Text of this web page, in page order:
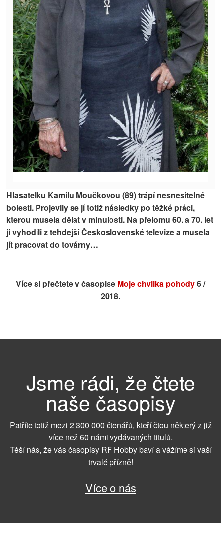
Hlasatelku Kamilu Moučkovou (89) trápí nesnesitelné
bolesti. Projevily se jí totiž následky po těžké práci,
kterou musela dělat v minulosti. Na přelomu 60. a 70. let
ji vyhodili z tehdejší Československé televize a musela
jít pracovat do továrny…
Více si přečtete v časopise Moje chvilka pohody6 /
2018.
Jsme rádi, že čtete
naše časopisy
Patříte totiž mezi 2 300 000 čtenářů, kteří čtou některý z již
více než 60 námi vydávaných titulů.
Těší nás, že vás časopisy RF Hobby baví a vážíme si vaší
trvalé přízně!
Více o nás